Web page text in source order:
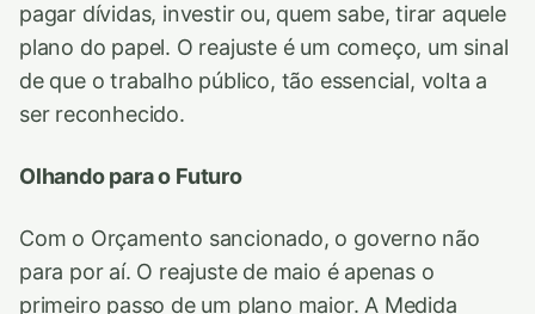
pagar dívidas, investir ou, quem sabe, tirar aquele
plano do papel. O reajuste é um começo, um sinal
de que o trabalho público, tão essencial, volta a
ser reconhecido.
Olhando para o Futuro
Com o Orçamento sancionado, o governo não
para por aí. O reajuste de maio é apenas o
primeiro passo de um plano maior. A Medida